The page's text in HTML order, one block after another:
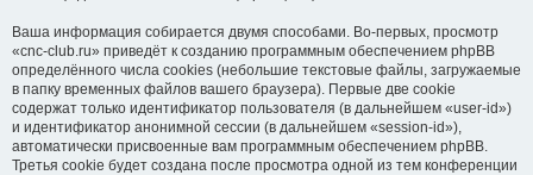
Ваша информация собирается двумя способами. Во-первых, просмотр
«cnc-club.ru» приведёт к созданию программным обеспечением phpBB
определённого числа cookies (небольшие текстовые файлы, загружаемые
в папку временных файлов вашего браузера). Первые две cookie
содержат только идентификатор пользователя (в дальнейшем «user-id»)
и идентификатор анонимной сессии (в дальнейшем «session-id»),
автоматически присвоенные вам программным обеспечением phpBB.
Третья cookie будет создана после просмотра одной из тем конференции